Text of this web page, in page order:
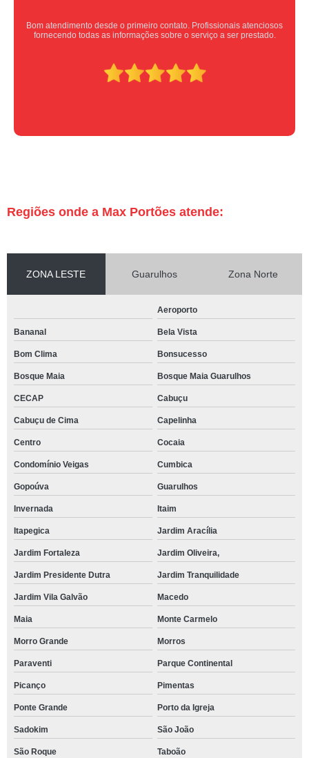
Equipe nota 10, trabalho rápido com excelência , super organizados.
Super indico.
Regiões onde a Max Portões atende:
ZONA LESTE Guarulhos Zona Norte
Aeroporto
Bananal Bela Vista
Bom Clima Bonsucesso
Bosque Maia Bosque Maia Guarulhos
CECAP Cabuçu
Cabuçu de Cima Capelinha
Centro Cocaia
Condomínio Veigas Cumbica
Gopoúva Guarulhos
Invernada Itaim
Itapegica Jardim Aracília
Jardim Fortaleza Jardim Oliveira,
Jardim Presidente Dutra Jardim Tranquilidade
Jardim Vila Galvão Macedo
Maia Monte Carmelo
Morro Grande Morros
Paraventi Parque Continental
Picanço Pimentas
Ponte Grande Porto da Igreja
Sadokim São João
São Roque Taboão